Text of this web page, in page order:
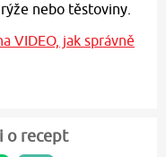
nebo těstoviny.
VIDEO, jak správně
o recept